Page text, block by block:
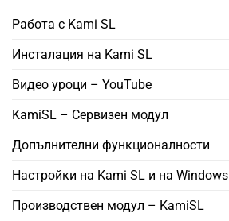
Работа с Kami SL
Инсталация на Kami SL
Видео уроци – YouTube
KamiSL – Сервизен модул
Допълнителни функционалности
Настройки на Kami SL и на Windows
Производствен модул – KamiSL